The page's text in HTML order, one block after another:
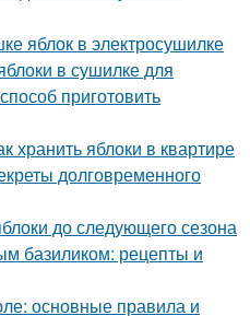
яблок в электросушилке
в сушилке для
приготовить
хранить яблоки в квартире
долговременного
до следующего сезона
базиликом: рецепты и
основные правила и